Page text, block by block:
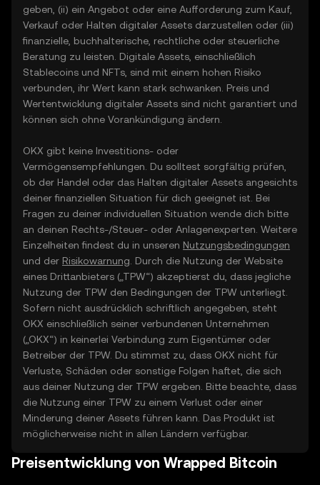
geben, (ii) ein Angebot oder eine Aufforderung zum Kauf,
Verkauf oder Halten digitaler Assets darzustellen oder (iii)
finanzielle, buchhalterische, rechtliche oder steuerliche
Beratung zu leisten. Digitale Assets, einschließlich
Stablecoins und NFTs, sind mit einem hohen Risiko
verbunden, ihr Wert kann stark schwanken. Preis und
Wertentwicklung digitaler Assets sind nicht garantiert und
können sich ohne Vorankündigung ändern.
OKX gibt keine Investitions- oder
Vermögensempfehlungen. Du solltest sorgfältig prüfen,
ob der Handel oder das Halten digitaler Assets angesichts
deiner finanziellen Situation für dich geeignet ist. Bei
Fragen zu deiner individuellen Situation wende dich bitte
an deinen Rechts-/Steuer- oder Anlagenexperten. Weitere
Einzelheiten findest du in unseren Nutzungsbedingungen
und der Risikowarnung . Durch die Nutzung der Website
eines Drittanbieters („TPW“) akzeptierst du, dass jegliche
Nutzung der TPW den Bedingungen der TPW unterliegt.
Sofern nicht ausdrücklich schriftlich angegeben, steht
OKX einschließlich seiner verbundenen Unternehmen
(„OKX“) in keinerlei Verbindung zum Eigentümer oder
Betreiber der TPW. Du stimmst zu, dass OKX nicht für
Verluste, Schäden oder sonstige Folgen haftet, die sich
aus deiner Nutzung der TPW ergeben. Bitte beachte, dass
die Nutzung einer TPW zu einem Verlust oder einer
Minderung deiner Assets führen kann. Das Produkt ist
möglicherweise nicht in allen Ländern verfügbar.
Preisentwicklung von Wrapped Bitcoin